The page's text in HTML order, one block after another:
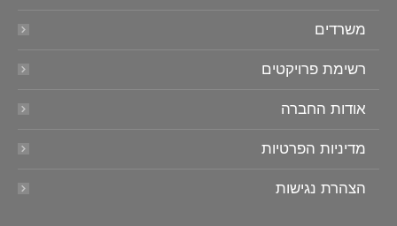
משרדים
רשימת פרויקטים
אודות החברה
מדיניות הפרטיות
הצהרת נגישות